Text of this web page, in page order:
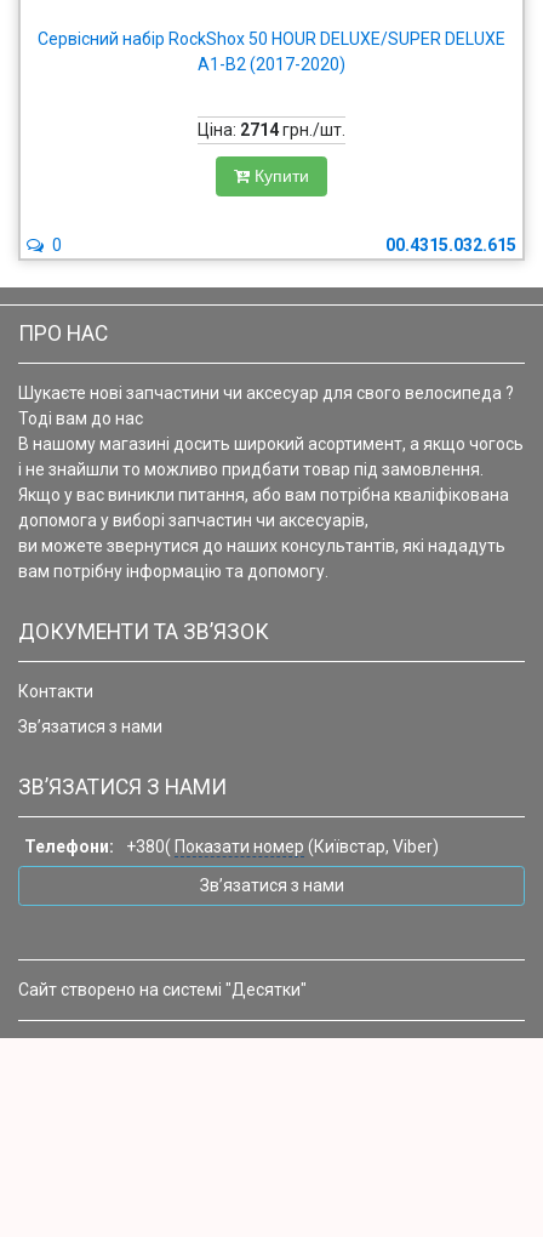
Сервісний набір RockShox 50 HOUR DELUXE/SUPER DELUXE
A1-B2 (2017-2020)
Ціна: 2714грн./шт.
Купити
00.4315.032.615
0
ПРО НАС
Шукаєте нові запчастини чи аксесуар для свого велосипеда ?
Тоді вам до нас
В нашому магазині досить широкий асортимент, а якщо чогось
і не знайшли то можливо придбати товар під замовлення.
Якщо у вас виникли питання, або вам потрібна кваліфікована
допомога у виборі запчастин чи аксесуарів,
ви можете звернутися до наших консультантів, які нададуть
вам потрібну інформацію та допомогу.
ДОКУМЕНТИ ТА ЗВ’ЯЗОК
Контакти
Зв’язатися з нами
ЗВ’ЯЗАТИСЯ З НАМИ
Телефони: +380( Показати номер (Київстар, Viber)
Зв’язатися з нами
Сайт створено на системі "Десятки"